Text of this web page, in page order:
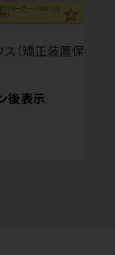
ス（矯正装置保
後表示